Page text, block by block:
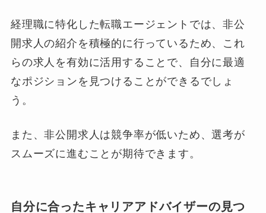
経理職に特化した転職エージェントでは、非公
開求人の紹介を積極的に行っているため、これ
らの求人を有効に活用することで、自分に最適
なポジションを見つけることができるでしょ
う。
また、非公開求人は競争率が低いため、選考が
スムーズに進むことが期待できます。
自分に合ったキャリアアドバイザーの見つ